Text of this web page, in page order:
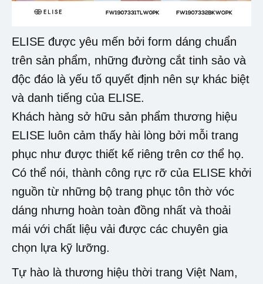
ELISE được yêu mến bởi form dáng chuẩn
trên sản phẩm, những đường cắt tinh sảo và
độc đáo là yếu tố quyết định nên sự khác biệt
và danh tiếng của ELISE.
Khách hàng sở hữu sản phẩm thương hiệu
ELISE luôn cảm thấy hài lòng bởi mỗi trang
phục như được thiết kế riêng trên cơ thể họ.
Có thể nói, thành công rực rỡ của ELISE khởi
nguồn từ những bộ trang phục tôn thờ vóc
dáng nhưng hoàn toàn đồng nhất và thoải
mái với chất liệu vải được các chuyên gia
chọn lựa kỹ lưỡng.
Tự hào là thương hiệu thời trang Việt Nam,